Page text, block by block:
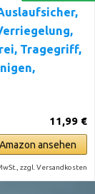
Tragegriff,
11,99 €
ansehen
zzgl. Versandkosten